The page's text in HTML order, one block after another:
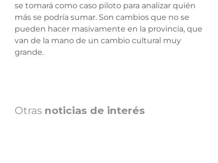
se tomará como caso piloto para analizar quién
más se podría sumar. Son cambios que no se
pueden hacer masivamente en la provincia, que
van de la mano de un cambio cultural muy
grande.
Otras noticias de interés